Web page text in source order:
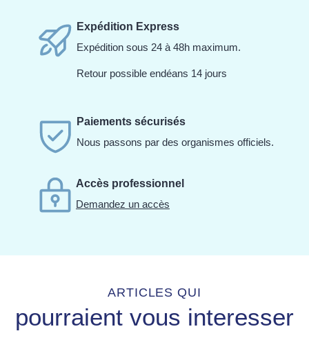
Expédition Express
Expédition sous 24 à 48h maximum.
Retour possible endéans 14 jours
Paiements sécurisés
Nous passons par des organismes officiels.
Accès professionnel
Demandez un accès
ARTICLES QUI
pourraient vous interesser